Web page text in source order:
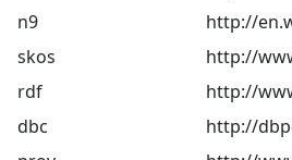
n9
http://
skos
http://
rdf
http://
dbc
http://